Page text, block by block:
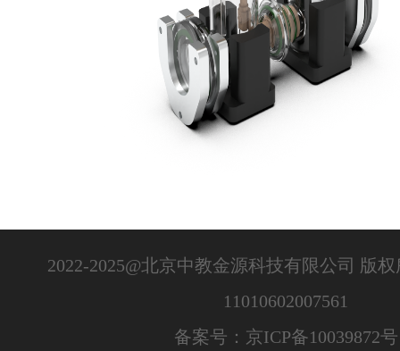
2022-2025@北京中教金源科技有限公司 版
11010602007561
备案号：京ICP备10039872号